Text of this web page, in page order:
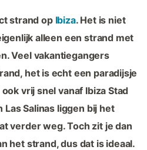
strand op Ibiza. Het is niet
alleen een strand met
Veel vakantiegangers
het is echt een paradijsje
vrij snel vanaf Ibiza Stad
Las Salinas liggen bij het
verder weg. Toch zit je dan
het strand, dus dat is ideaal.